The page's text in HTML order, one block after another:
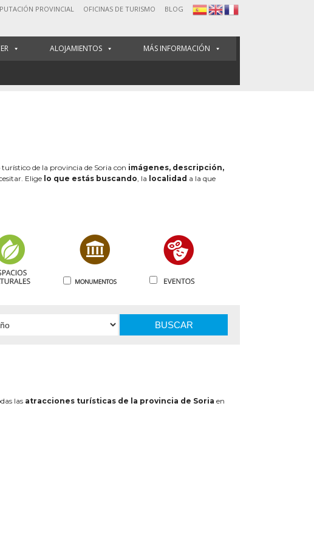
PROVINCIAL OFICINAS DE TURISMO BLOG
ALOJAMIENTOS MÁS INFORMACIÓN
turístico de la provincia de Soria con imágenes, descripción,
Elige lo que estás buscando, la localidad a la que
BUSCAR
las atracciones turísticas de la provincia de Soria en